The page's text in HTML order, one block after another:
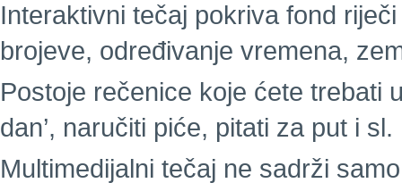
Interaktivni tečaj pokriva fond
brojeve, određivanje vremena,
Postoje rečenice koje ćete trebati
dan’, naručiti piće, pitati za put i sl.
Multimedijalni tečaj ne sadrži